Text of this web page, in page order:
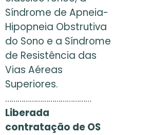
Síndrome de Apneia-
Hipopneia Obstrutiva
do Sono e a Síndrome
de Resistência das
Vias Aéreas
Superiores.
……………………………………
Liberada
contratação de OS